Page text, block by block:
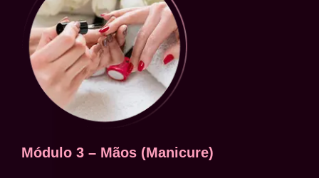
Módulo 3 – Mãos (Manicure)